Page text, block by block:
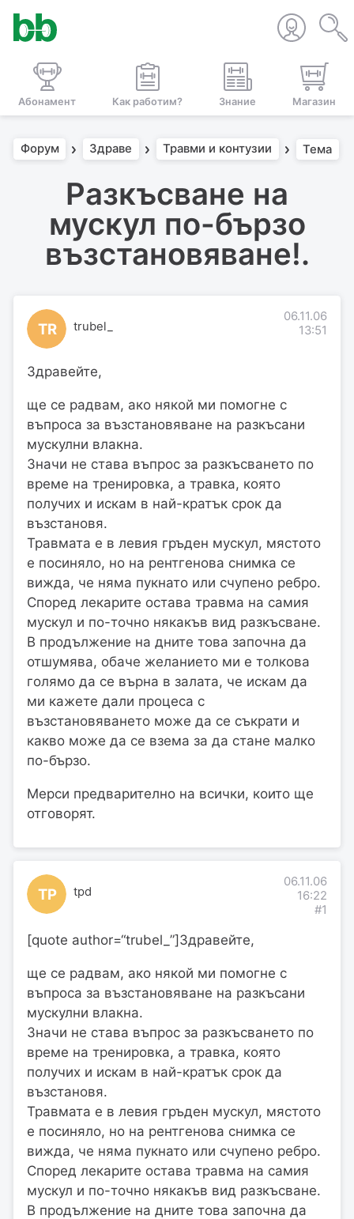
Абонамент Как работим? Знание Магазин
Форум Здраве Травми и контузии Тема
Разкъсване на
мускул по-бързо
възстановяване!.
TR trubel_
06.11.06
13:51
Здравейте,
ще се радвам, ако някой ми помогне с
въпроса за възстановяване на разкъсани
мускулни влакна.
Значи не става въпрос за разкъсването по
време на тренировка, а травка, която
получих и искам в най-кратък срок да
възстановя.
Травмата е в левия гръден мускул, мястото
е посиняло, но на рентгенова снимка се
вижда, че няма пукнато или счупено ребро.
Според лекарите остава травма на самия
мускул и по-точно някакъв вид разкъсване.
В продължение на дните това започна да
отшумява, обаче желанието ми е толкова
голямо да се върна в залата, че искам да
ми кажете дали процеса с
възстановяването може да се съкрати и
какво може да се взема за да стане малко
по-бързо.
Мерси предварително на всички, които ще
отговорят.
TP tpd
06.11.06
16:22
#1
[quote author=“trubel_”]Здравейте,
ще се радвам, ако някой ми помогне с
въпроса за възстановяване на разкъсани
мускулни влакна.
Значи не става въпрос за разкъсването по
време на тренировка, а травка, която
получих и искам в най-кратък срок да
възстановя.
Травмата е в левия гръден мускул, мястото
е посиняло, но на рентгенова снимка се
вижда, че няма пукнато или счупено ребро.
Според лекарите остава травма на самия
мускул и по-точно някакъв вид разкъсване.
В продължение на дните това започна да